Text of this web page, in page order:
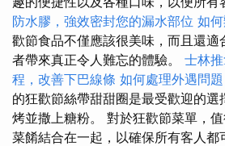
防水膠，強效密封您的漏水部位 如
歡節食品不僅應該很美味，而且還適
者帶來真正令人難忘的體驗。 士林
程，改善下巴線條 如何處理外遇問
的狂歡節絲帶甜甜圈是最受歡迎的
烤並撒上糖粉。 對於狂歡節菜單，
菜餚結合在一起，以確保所有客人都